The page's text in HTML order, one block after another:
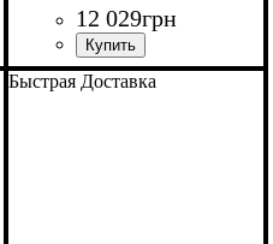
12 029грн
Быстрая Доставка